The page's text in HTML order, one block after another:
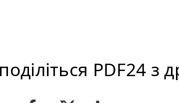
PDF24 з